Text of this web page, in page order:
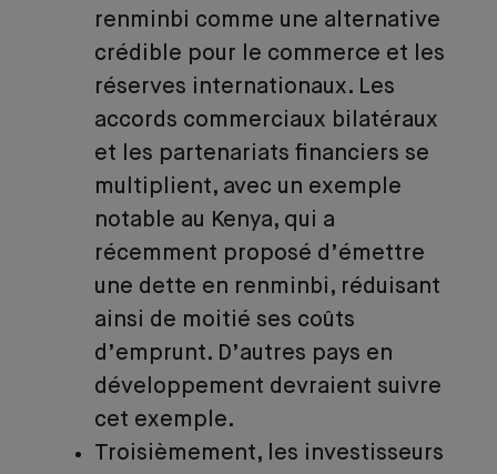
renminbi comme une alternative
crédible pour le commerce et les
réserves internationaux. Les
accords commerciaux bilatéraux
et les partenariats financiers se
multiplient, avec un exemple
notable au Kenya, qui a
récemment proposé d’émettre
une dette en renminbi, réduisant
ainsi de moitié ses coûts
d’emprunt. D’autres pays en
développement devraient suivre
cet exemple.
Troisièmement, les investisseurs